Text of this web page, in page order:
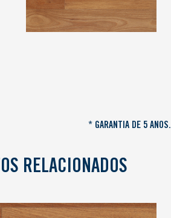
* GARANTIA DE 5 ANOS.
RELACIONADOS